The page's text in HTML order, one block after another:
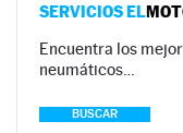
SERVICIOS EL
Encuentra los
neumáticos…
BUSCAR